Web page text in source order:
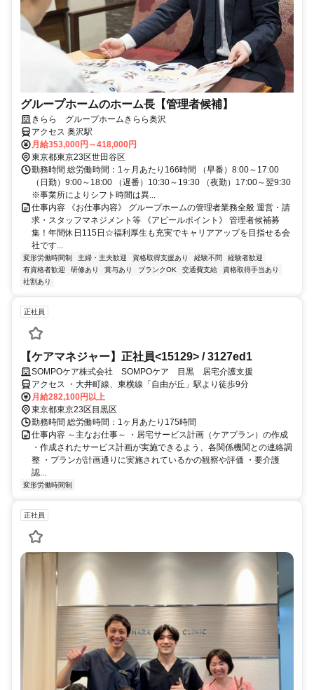
グループホームのホーム長【管理者候補】
きらら グループホームきらら奥沢
アクセス 奥沢駅
月給353,000円～418,000円
東京都東京23区世田谷区
勤務時間 総労働時間：1ヶ月あたり166時間 （早番）8:00～17:00
（日勤）9:00～18:00 （遅番）10:30～19:30 （夜勤）17:00～翌9:30
※事業所によりシフト時間は異...
仕事内容 《お仕事内容》 グループホームの管理者業務全般 運営・請
求・スタッフマネジメント等 《アピールポイント》 管理者候補募
集！年間休日115日☆福利厚生も充実でキャリアアップを目指せる会
社です...
変形労働時間制 主婦・主夫歓迎 資格取得支援あり 経験不問
経験者歓迎
有資格者歓迎
研修あり 賞与あり ブランクOK 交通費支給
資格取得手当あり
社割あり
正社員
【ケアマネジャー】正社員<15129> / 3127ed1
SOMPOケア株式会社 SOMPOケア 目黒 居宅介護支援
アクセス ・大井町線、東横線「自由が丘」駅より徒歩9分
月給282,100円以上
東京都東京23区目黒区
勤務時間 総労働時間：1ヶ月あたり175時間
仕事内容 ～主なお仕事～ ・居宅サービス計画（ケアプラン）の作成
・作成されたサービス計画が実施できるよう、各関係機関との連絡調
整 ・プランが計画通りに実施されているかの観察や評価 ・要介護
認...
変形労働時間制
正社員